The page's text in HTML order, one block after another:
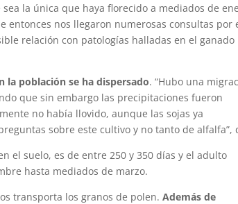
la única que haya florecido a mediados de
entonces nos llegaron numerosas consultas por
relación con patologías halladas en el ganado
la población se ha dispersado. “Hubo una
que sin embargo las precipitaciones fueron
no había llovido, aunque las sojas ya
sobre este cultivo y no tanto de alfalfa”,
el suelo, es de entre 250 y 350 días y el adulto
hasta mediados de marzo.
transporta los granos de polen.Además de